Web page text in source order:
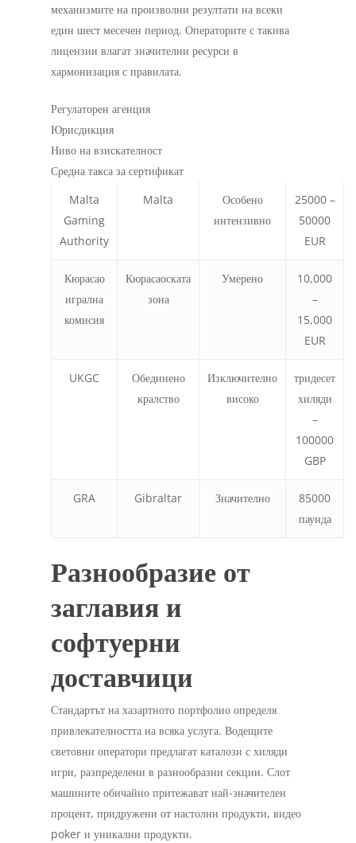
механизмите на произволни резултати на всеки
един шест месечен период. Операторите с такива
лицензии влагат значителни ресурси в
хармонизация с правилата.
Регулаторен агенция
Юрисдикция
Ниво на взискателност
Средна такса за сертификат
Malta
Gaming
Authority
Malta
Особено
интензивно
25000 –
50000
EUR
Кюрасао
игрална
комисия
Кюрасаоската
зона
Умерено
10,000
–
15,000
EUR
UKGC
Обединено
кралство
Изключително
високо
тридесет
хиляди
–
100000
GBP
GRA Gibraltar Значително
85000
паунда
Разнообразие от
заглавия и
софтуерни
доставчици
Стандартът на хазартното портфолио определя
привлекателността на всяка услуга. Водещите
световни оператори предлагат каталози с хиляди
игри, разпределени в разнообразни секции. Слот
машините обичайно притежават най-значителен
процент, придружени от настолни продукти, видео
poker и уникални продукти.